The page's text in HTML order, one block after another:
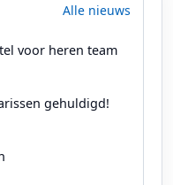
Alle nieuws
voor heren team
gehuldigd!